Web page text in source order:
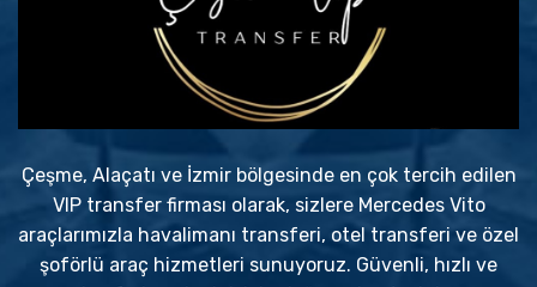
Çeşme, Alaçatı ve İzmir bölgesinde en çok tercih edilen
VIP transfer firması olarak, sizlere Mercedes Vito
araçlarımızla havalimanı transferi, otel transferi ve özel
şoförlü araç hizmetleri sunuyoruz. Güvenli, hızlı ve